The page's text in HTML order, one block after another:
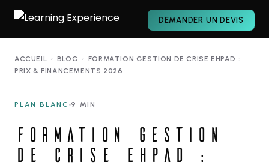
DEMANDER UN DEVIS
ACCUEIL › BLOG › FORMATION GESTION DE CRISE EHPAD :
PRIX & FINANCEMENTS 2026
PLAN BLANC 9 MIN
FORMATION GESTION
DE CRISE EHPAD :